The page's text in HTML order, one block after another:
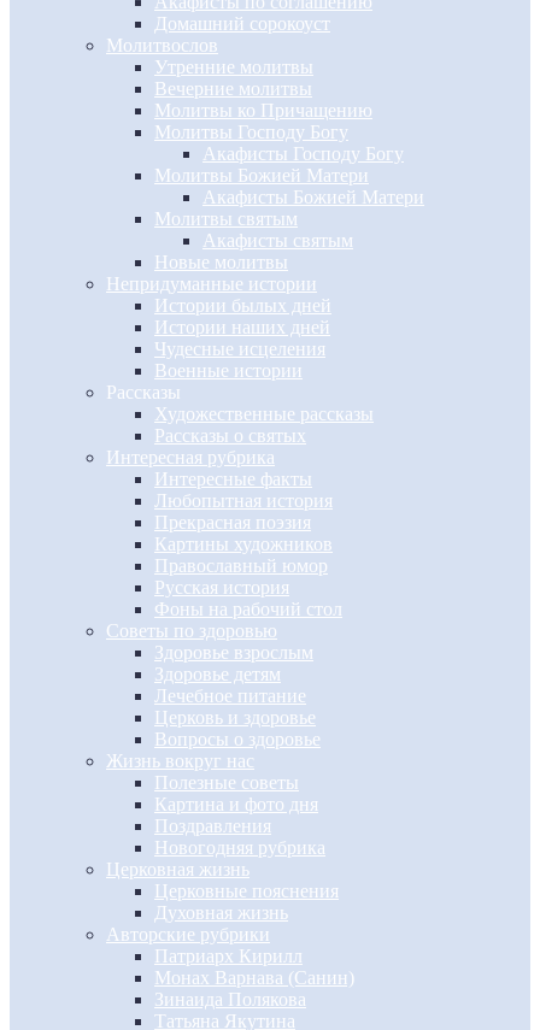
Домашний сорокоуст
Молитвослов
Утренние молитвы
Вечерние молитвы
Молитвы ко Причащению
Молитвы Господу Богу
Акафисты Господу Богу
Молитвы Божией Матери
Акафисты Божией Матери
Молитвы святым
Акафисты святым
Новые молитвы
Непридуманные истории
Истории былых дней
Истории наших дней
Чудесные исцеления
Военные истории
Рассказы
Художественные рассказы
Рассказы о святых
Интересная рубрика
Интересные факты
Любопытная история
Прекрасная поэзия
Картины художников
Православный юмор
Русская история
Фоны на рабочий стол
Советы по здоровью
Здоровье взрослым
Здоровье детям
Лечебное питание
Церковь и здоровье
Вопросы о здоровье
Жизнь вокруг нас
Полезные советы
Картина и фото дня
Поздравления
Новогодняя рубрика
Церковная жизнь
Церковные пояснения
Духовная жизнь
Авторские рубрики
Патриарх Кирилл
Монах Варнава (Санин)
Зинаида Полякова
Татьяна Якутина